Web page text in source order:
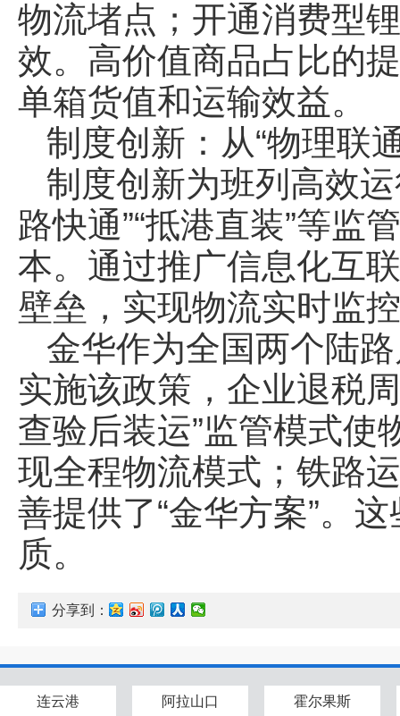
物流堵点；开通消费型
效。高价值商品占比的
单箱货值和运输效益。
制度创新：从“物理联
制度创新为班列高效
路快通”“抵港直装”等监
本。通过推广信息化互
壁垒，实现物流实时监
金华作为全国两个陆
实施该政策，企业退税
查验后装运”监管模式使
现全程物流模式；铁路
善提供了“金华方案”。
质。
分享到：
连云港 阿拉山口 霍尔果斯